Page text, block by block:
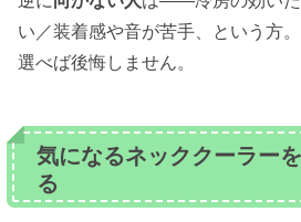
い／装着感や音が苦手、という方
選べば後悔しません。
気になるネッククーラー
る